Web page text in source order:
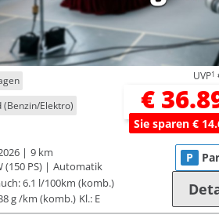
(Benzin/Elektro)
UVP1
€
Sie sparen €
9 km
(150 PS)
Automatik
6.1 l/100km (komb.)
g /km (komb.) Kl.: E
P